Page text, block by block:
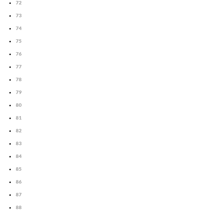
72
73
74
75
76
77
78
79
80
81
82
83
84
85
86
87
88